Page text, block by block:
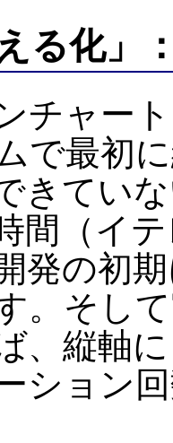
る化」
チャー
で最初
きてい
間（イ
発の初
。そし
、縦軸
ション